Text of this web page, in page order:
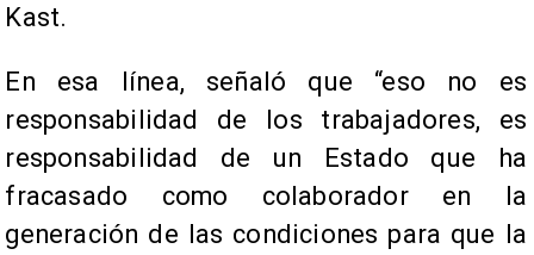
Kast.
En esa línea, señaló que “eso no es
responsabilidad de los trabajadores, es
responsabilidad de un Estado que ha
fracasado como colaborador en la
generación de las condiciones para que la